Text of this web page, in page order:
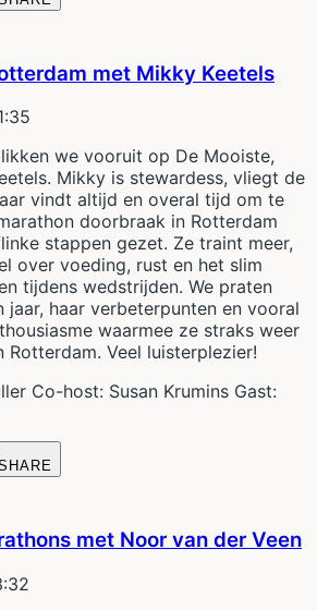
met Mikky Keetels
we vooruit op De Mooiste,
Mikky is stewardess, vliegt de
vindt altijd en overal tijd om te
doorbraak in Rotterdam
stappen gezet. Ze traint meer,
over voeding, rust en het slim
tijdens wedstrijden. We praten
jaar, haar verbeterpunten en vooral
waarmee ze straks weer
Veel luisterplezier!
Co-host: Susan Krumins Gast:
met Noor van der Veen